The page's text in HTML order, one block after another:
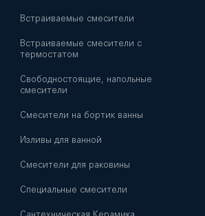
Встраиваемые смесители
Встраиваемые смесители с
термостатом
Свободностоящие, напольные
смесители
Смесители на бортик ванны
Изливы для ванной
Смесители для раковины
Специальные смесители